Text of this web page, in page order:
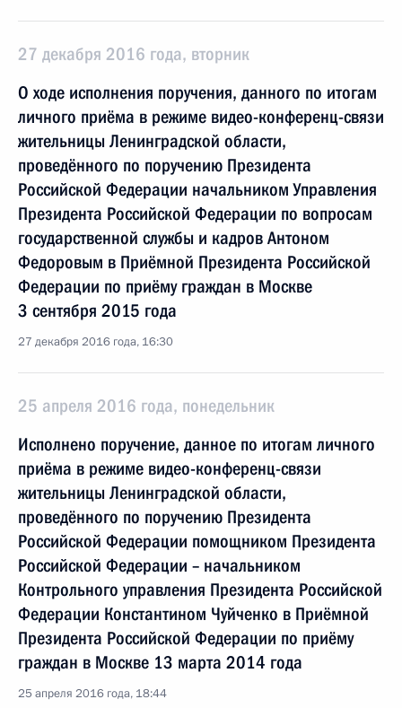
27 декабря 2016 года, вторник
О ходе исполнения поручения, данного по итогам
личного приёма в режиме видео-конференц-связи
жительницы Ленинградской области,
проведённого по поручению Президента
Российской Федерации начальником Управления
Президента Российской Федерации по вопросам
государственной службы и кадров Антоном
Федоровым в Приёмной Президента Российской
Федерации по приёму граждан в Москве
3 сентября 2015 года
27 декабря 2016 года, 16:30
25 апреля 2016 года, понедельник
Исполнено поручение, данное по итогам личного
приёма в режиме видео-конференц-связи
жительницы Ленинградской области,
проведённого по поручению Президента
Российской Федерации помощником Президента
Российской Федерации – начальником
Контрольного управления Президента Российской
Федерации Константином Чуйченко в Приёмной
Президента Российской Федерации по приёму
граждан в Москве 13 марта 2014 года
25 апреля 2016 года, 18:44